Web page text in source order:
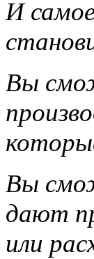
И
Вы
Вы
дают
или